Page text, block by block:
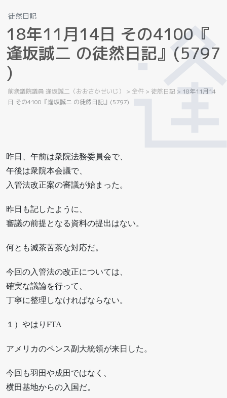
徒然日記
18年11月14日 その4100 『
逢坂誠二 の徒然日記』 (5797
)
前衆議院議員 逢坂誠二（おおさかせいじ） > 全件 > 徒然日記 > 18年11月14
日 その4100『逢坂誠二 の徒然日記』(5797)
昨日、午前は衆院法務委員会で、
午後は衆院本会議で、
入管法改正案の審議が始まった。
昨日も記したように、
審議の前提となる資料の提出はない。
何とも滅茶苦茶な対応だ。
今回の入管法の改正については、
確実な議論を行って、
丁寧に整理しなければならない。
１）やはりFTA
アメリカのペンス副大統領が来日した。
今回も羽田や成田ではなく、
横田基地からの入国だ。